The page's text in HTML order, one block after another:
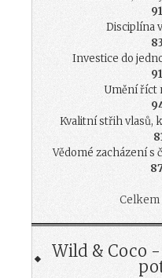
91
Disciplína
83
Investice do
91
Umění říct
Kvalitní střih vlasů,
Vědomé zacházení s
Celkem
Wild & Coco